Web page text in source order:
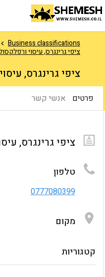
Business classifications
ציפי גרינגרס, עיסוי
ציפי גרינגרס,
פרטים אנשי קשר
ציפי גרינגרס,
טלפון
0777080399
גלריית תמונות
SERVICES
גלריית וידאו
מקום
שפות שירות
הורדות
קטגוריות